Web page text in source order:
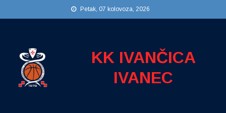
na
Petak, 07 kolovoza, 2026
KK IVANČICA
IVANEC